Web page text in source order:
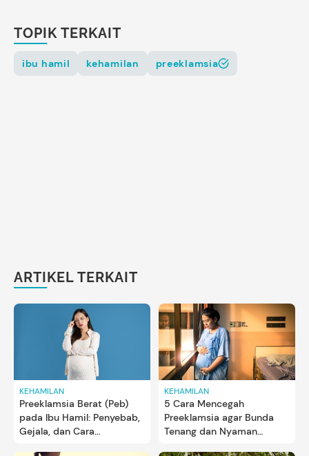
TOPIK TERKAIT
ibu hamil kehamilan preeklamsia
ARTIKEL TERKAIT
KEHAMILAN
Preeklamsia Berat (Peb)
pada Ibu Hamil: Penyebab,
Gejala, dan Cara
KEHAMILAN
5 Cara Mencegah
Preeklamsia agar Bunda
Tenang dan Nyaman